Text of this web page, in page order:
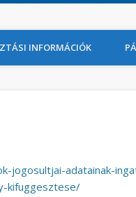
INFORMÁCIÓK
jogosultjai-adatainak-
kifuggesztese/